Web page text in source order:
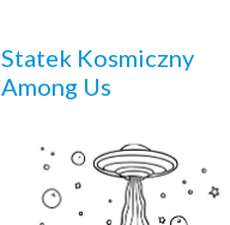
Statek Kosmiczny
Among Us